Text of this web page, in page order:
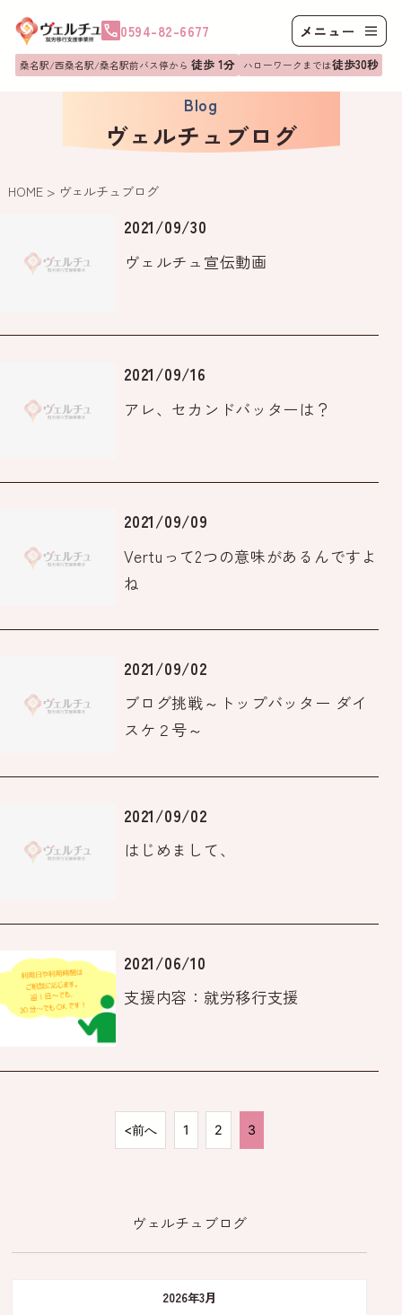
0594-82-6677
桑名駅/西桑名駅/桑名駅前バス停から 徒歩 1分 ハローワークまでは徒歩30秒
Blog
ヴェルチュブログ
HOME> ヴェルチュブログ
2021/09/30
ヴェルチュ宣伝動画
2021/09/16
アレ、セカンドバッターは？
2021/09/09
Vertuって2つの意味があるんですよ
ね
2021/09/02
ブログ挑戦～トップバッター ダイ
スケ２号～
2021/09/02
はじめまして、
2021/06/10
支援内容：就労移行支援
<前へ 1 2 3
ヴェルチュブログ
2026年3月